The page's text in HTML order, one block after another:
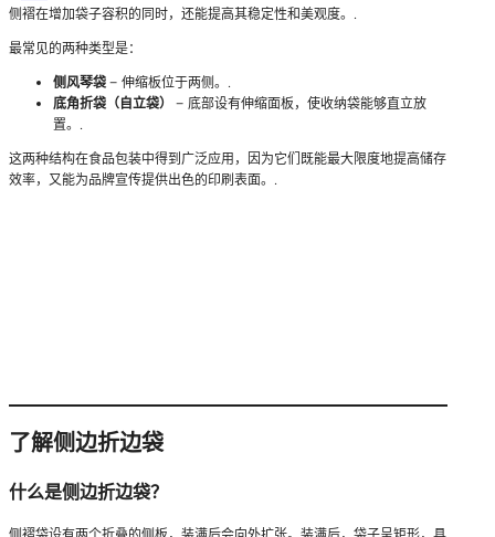
侧褶在增加袋子容积的同时，还能提高其稳定性和美观度。.
最常见的两种类型是：
侧风琴袋– 伸缩板位于两侧。.
底角折袋（自立袋） – 底部设有伸缩面板，使收纳袋能够直立放
置。.
这两种结构在食品包装中得到广泛应用，因为它们既能最大限度地提高储存
效率，又能为品牌宣传提供出色的印刷表面。.
了解侧边折边袋
什么是侧边折边袋？